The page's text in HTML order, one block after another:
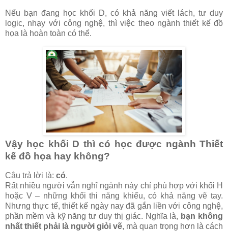
Nếu bạn đang học khối D, có khả năng viết lách, tư duy
logic, nhạy với công nghệ, thì việc theo ngành thiết kế đồ
họa là hoàn toàn có thể.
Vậy học khối D thì có học được ngành Thiết
kế đồ họa hay không?
Câu trả lời là: có.
Rất nhiều người vẫn nghĩ ngành này chỉ phù hợp với khối H
hoặc V – những khối thi năng khiếu, có khả năng vẽ tay.
Nhưng thực tế, thiết kế ngày nay đã gắn liền với công nghệ,
phần mềm và kỹ năng tư duy thị giác. Nghĩa là, bạn không
nhất thiết phải là người giỏi vẽ, mà quan trọng hơn là cách